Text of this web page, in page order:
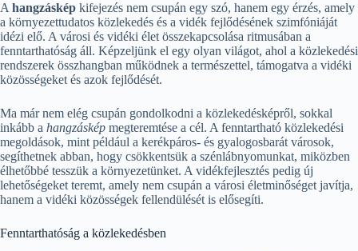
A hangzáskép kifejezés nem csupán egy szó, hanem egy érzés, amely
a környezettudatos közlekedés és a vidék fejlődésének szimfóniáját
idézi elő. A városi és vidéki élet összekapcsolása ritmusában a
fenntarthatóság áll. Képzeljünk el egy olyan világot, ahol a közlekedési
rendszerek összhangban működnek a természettel, támogatva a vidéki
közösségeket és azok fejlődését.
Ma már nem elég csupán gondolkodni a közlekedésképről, sokkal
inkább a hangzáskép megteremtése a cél. A fenntartható közlekedési
megoldások, mint például a kerékpáros- és gyalogosbarát városok,
segíthetnek abban, hogy csökkentsük a szénlábnyomunkat, miközben
élhetőbbé tesszük a környezetünket. A vidékfejlesztés pedig új
lehetőségeket teremt, amely nem csupán a városi életminőséget javítja,
hanem a vidéki közösségek fellendülését is elősegíti.
Fenntarthatóság a közlekedésben